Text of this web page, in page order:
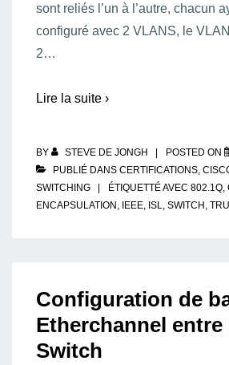
sont reliés l’un à l’autre, chacun
configuré avec 2 VLANS, le
2…
Lire la suite ›
BY STEVE DE JONGH POSTED ON
PUBLIÉ DANS CERTIFICATIONS
SWITCHING
ÉTIQUETTÉ AVEC 802.1Q
ENCAPSULATION IEEE ISL SWITCH
Configuration de
Etherchannel entre
Switch